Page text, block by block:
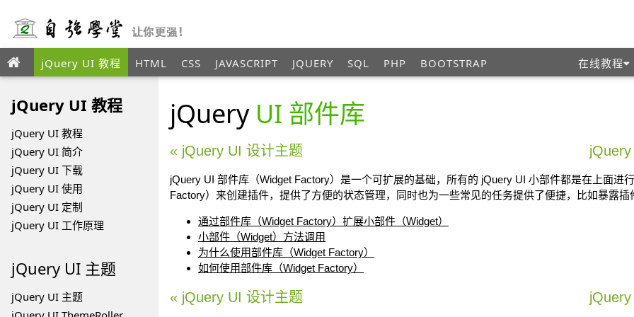
jQuery UI 教程 HTML CSS JAVASCRIPT JQUERY SQL PHP BOOTSTRAP 在线教程
jQuery UI 教程
jQuery UI 教程
jQuery UI 简介
jQuery UI 下载
jQuery UI 使用
jQuery UI 定制
jQuery UI 工作原理
jQuery UI 主题
jQuery UI 主题
jQuery UI 部件库
« jQuery UI 设计主题
jQuery UI 部件库（Widget Factory）是一个可扩展的基础，所有的 jQuery UI 小部件都是在上面进
Factory）来创建插件，提供了方便的状态管理，同时也为一些常见的任务提供了便捷，比如暴露
通过部件库（Widget Factory）扩展小部件（Widget）
小部件（Widget）方法调用
为什么使用部件库（Widget Factory）
如何使用部件库（Widget Factory）
« jQuery UI 设计主题